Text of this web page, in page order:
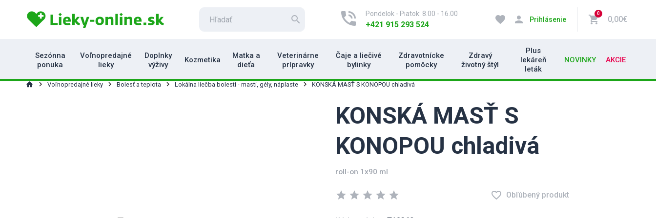
search phone_in_talk Pondelok - Piatok: 8.00 - 16.00
+421 915 293 524 favorite person Prihlásenie shopping_cart
0
0,00€
Sezónna
ponuka
Voľnopredajné
lieky
Doplnky
výživy
Kozmetika
Matka a
dieťa
Veterinárne
prípravky
Čaje a liečivé
bylinky
Zdravotnícke
pomôcky
Zdravý
životný štýl
Plus
lekáreň
leták
NOVINKY AKCIE
home Voľnopredajné lieky Bolesť a teplota Lokálna liečba bolesti - masti, gély, náplaste KONSKÁ MASŤ S KONOPOU chladivá
KONSKÁ MASŤ S
KONOPOU chladivá
roll-on 1x90 ml
star star star star star favorite_border Obľúbený produkt